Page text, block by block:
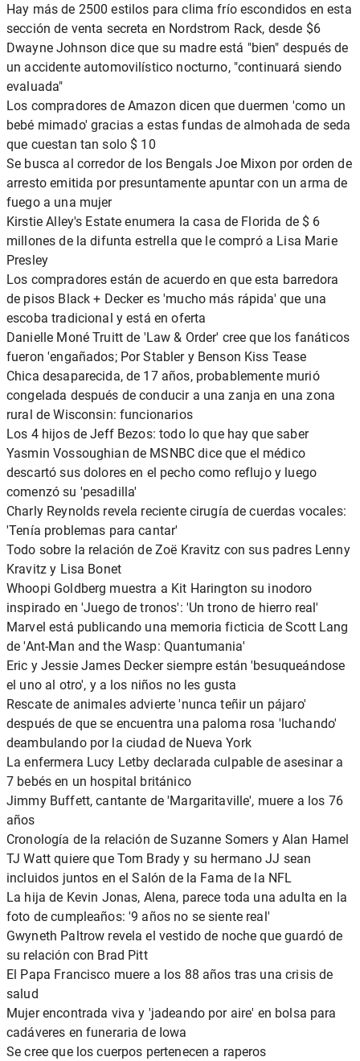
Hay más de 2500 estilos para clima frío escondidos en esta
sección de venta secreta en Nordstrom Rack, desde $6
Dwayne Johnson dice que su madre está "bien" después de
un accidente automovilístico nocturno, "continuará siendo
evaluada"
Los compradores de Amazon dicen que duermen 'como un
bebé mimado' gracias a estas fundas de almohada de seda
que cuestan tan solo $ 10
Se busca al corredor de los Bengals Joe Mixon por orden de
arresto emitida por presuntamente apuntar con un arma de
fuego a una mujer
Kirstie Alley's Estate enumera la casa de Florida de $ 6
millones de la difunta estrella que le compró a Lisa Marie
Presley
Los compradores están de acuerdo en que esta barredora
de pisos Black + Decker es 'mucho más rápida' que una
escoba tradicional y está en oferta
Danielle Moné Truitt de 'Law & Order' cree que los fanáticos
fueron 'engañados; Por Stabler y Benson Kiss Tease
Chica desaparecida, de 17 años, probablemente murió
congelada después de conducir a una zanja en una zona
rural de Wisconsin: funcionarios
Los 4 hijos de Jeff Bezos: todo lo que hay que saber
Yasmin Vossoughian de MSNBC dice que el médico
descartó sus dolores en el pecho como reflujo y luego
comenzó su 'pesadilla'
Charly Reynolds revela reciente cirugía de cuerdas vocales:
'Tenía problemas para cantar'
Todo sobre la relación de Zoë Kravitz con sus padres Lenny
Kravitz y Lisa Bonet
Whoopi Goldberg muestra a Kit Harington su inodoro
inspirado en 'Juego de tronos': 'Un trono de hierro real'
Marvel está publicando una memoria ficticia de Scott Lang
de 'Ant-Man and the Wasp: Quantumania'
Eric y Jessie James Decker siempre están 'besuqueándose
el uno al otro', y a los niños no les gusta
Rescate de animales advierte 'nunca teñir un pájaro'
después de que se encuentra una paloma rosa 'luchando'
deambulando por la ciudad de Nueva York
La enfermera Lucy Letby declarada culpable de asesinar a
7 bebés en un hospital británico
Jimmy Buffett, cantante de 'Margaritaville', muere a los 76
años
Cronología de la relación de Suzanne Somers y Alan Hamel
TJ Watt quiere que Tom Brady y su hermano JJ sean
incluidos juntos en el Salón de la Fama de la NFL
La hija de Kevin Jonas, Alena, parece toda una adulta en la
foto de cumpleaños: '9 años no se siente real'
Gwyneth Paltrow revela el vestido de noche que guardó de
su relación con Brad Pitt
El Papa Francisco muere a los 88 años tras una crisis de
salud
Mujer encontrada viva y 'jadeando por aire' en bolsa para
cadáveres en funeraria de Iowa
Se cree que los cuerpos pertenecen a raperos